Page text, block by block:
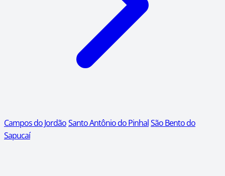
Campos do JordãoSanto Antônio do PinhalSão Bento do
Sapucaí